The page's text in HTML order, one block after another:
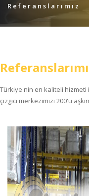
Referanslarımız
Türkiye'nin en kaliteli hizmeti
çizgici merkezimizi 200'ü